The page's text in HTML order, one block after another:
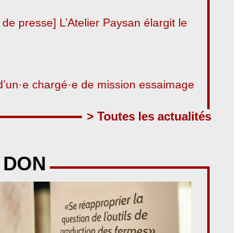
presse] L’Atelier Paysan élargit le
chargé·e de mission essaimage
> Toutes les actualités